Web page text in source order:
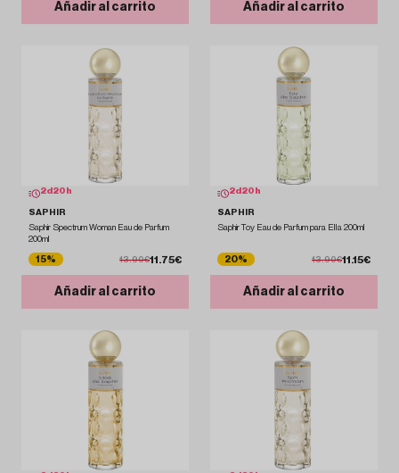
Añadir al carrito Añadir al carrito
2d 20 h
SAPHIR
Saphir Spectrum Woman Eau de Parfum
200ml
15% 13.90€11.75€
Añadir al carrito
2d 20 h
SAPHIR
Saphir Toy Eau de Parfum para Ella 200ml
20% 13.90€11.15€
Añadir al carrito